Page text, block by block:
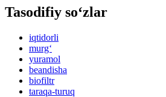
Tasodifiy so‘zlar
iqtidorli
murg‘
yuramol
beandisha
biofiltr
taraqa-turuq